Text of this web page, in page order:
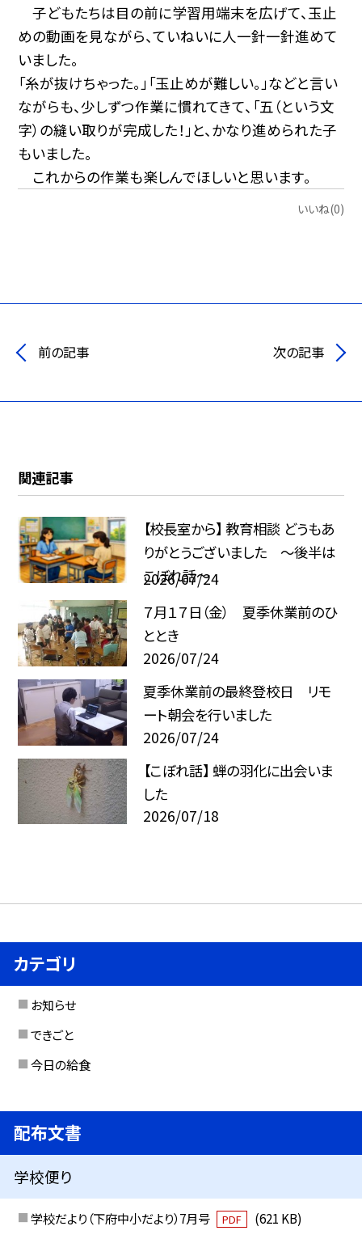
子どもたちは目の前に学習用端末を広げて、玉止
めの動画を見ながら、ていねいに人一針一針進めて
いました。
「糸が抜けちゃった。」「玉止めが難しい。」などと言い
ながらも、少しずつ作業に慣れてきて、「五（という文
字）の縫い取りが完成した！」と、かなり進められた子
もいました。
これからの作業も楽しんでほしいと思います。
いいね(0)
前の記事 次の記事
関連記事
【校長室から】 教育相談 どうもあ
りがとうございました ～後半は
こぼれ話～
2026/07/24
７月１７日（金） 夏季休業前のひ
ととき
2026/07/24
夏季休業前の最終登校日 リモ
ート朝会を行いました
2026/07/24
【こぼれ話】 蝉の羽化に出会いま
した
2026/07/18
カテゴリ
お知らせ
できごと
今日の給食
配布文書
学校便り
学校だより（下府中小だより）7月号 PDF
(621 KB)